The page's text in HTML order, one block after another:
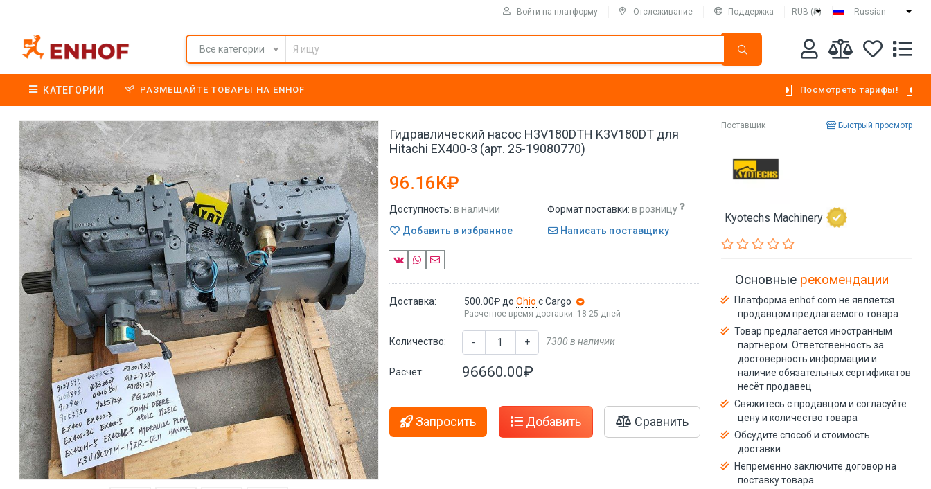
Войти на платформу Отслеживание Поддержка RUB (₽) Russian
Все категории
КАТЕГОРИИ РАЗМЕЩАЙТЕ ТОВАРЫ НА ENHOF Посмотреть тарифы!
Гидравлический насос H3V180DTH K3V180DT для
Hitachi EX400-3 (арт. 25-19080770)
96.16K₽
Доступность: в наличии Формат поставки: в розницу
Добавить в избранное
Написать поставщику
Доставка: 500.00₽ доOhioс Cargo
Расчетное время доставки: 18-25 дней
Количество: - + 7300 в наличии
Расчет: 96660.00₽
Запросить Добавить Сравнить
Поставщик Быстрый просмотр
Kyotechs Machinery
Основные рекомендации
Платформа enhof.com не является
продавцом предлагаемого товара
Товар предлагается иностранным
партнёром. Ответственность за
достоверность информации и
наличие обязательных сертификатов
несёт продавец
Свяжитесь с продавцом и согласуйте
цену и количество товара
Обсудите способ и стоимость
доставки
Непременно заключите договор на
поставку товара